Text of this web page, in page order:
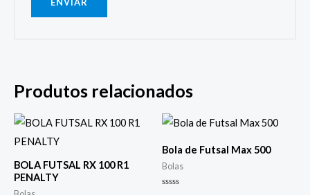
Produtos relacionados
BOLA FUTSAL RX 100 R1
PENALTY
Bola de Futsal Max 500
Bolas